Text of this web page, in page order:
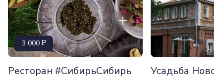
3 000
Ресторан #СибирьСибирь Усадьба